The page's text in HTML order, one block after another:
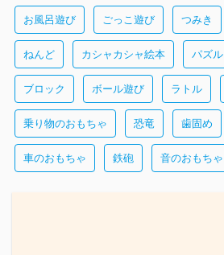
お風呂遊び ごっこ遊び つみき
ねんど カシャカシャ絵本 パズル
ブロック ボール遊び ラトル
乗り物のおもちゃ 恐竜 歯固め
車のおもちゃ 鉄砲 音のおもちゃ